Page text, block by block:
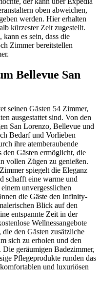
oben abweichen,
werden. Hier erhalten
kürzester Zeit zugestellt.
es sein, dass die
Zimmer bereitstellen
Bellevue San
seinen Gästen 54 Zimmer,
ausgestattet sind. Von den
San Lorenzo, Bellevue und
Bedarf und Vorlieben
ihre atemberaubende
den Gästen ermöglicht, die
vollen Zügen zu genießen.
spiegelt die Eleganz
schafft eine warme und
unvergesslichen
die Gäste den Infinity-
Blick auf den
entspannte Zeit in der
Wellnessangebote
den Gästen zusätzliche
sich zu erholen und den
Die geräumigen Badezimmer,
Pflegeprodukte runden das
und luxuriösen